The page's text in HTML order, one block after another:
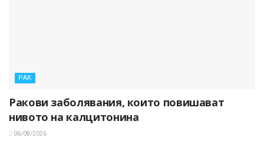
РАК
Ракови заболявания, които повишават
нивото на калцитонина
06/08/2026